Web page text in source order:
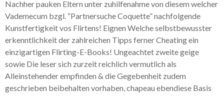
Nachher pauken Eltern unter zuhilfenahme von diesem welcher
Vademecum bzgl. “Partnersuche Coquette” nachfolgende
Kunstfertigkeit vos Flirtens! Eignen Welche selbstbewusster
erkenntlichkeit der zahlreichen Tipps ferner Cheating ein
einzigartigen Flirting-E-Books! Ungeachtet zweite geige
sowie Die leser sich zurzeit reichlich vermutlich als
Alleinstehender empfinden & die Gegebenheit zudem
geschrieben beibehalten vorhaben, chapeau ebendiese Basis